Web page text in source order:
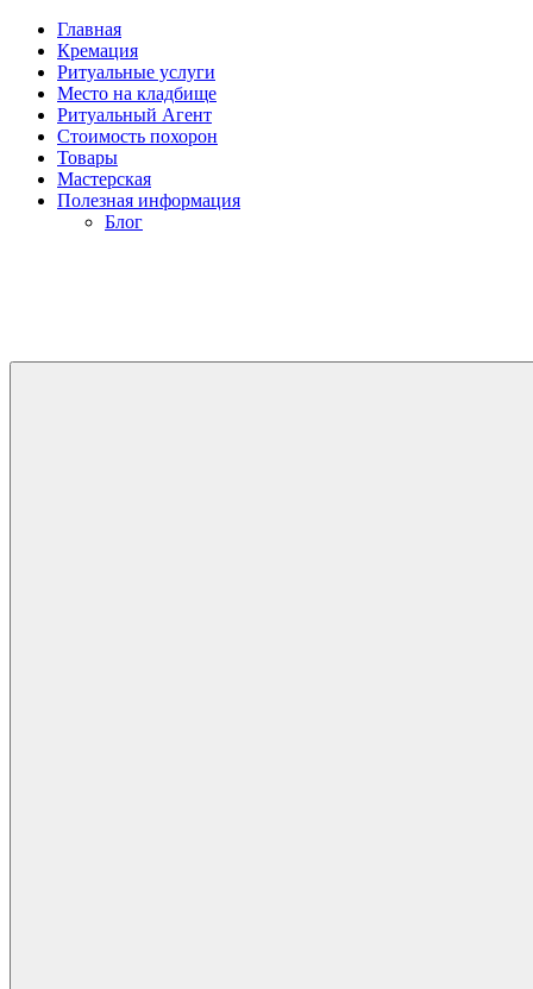
Главная
Кремация
Ритуальные услуги
Место на кладбище
Ритуальный Агент
Стоимость похорон
Товары
Мастерская
Полезная информация
Блог